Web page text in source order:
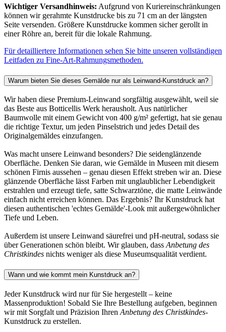
Wichtiger Versandhinweis: Aufgrund von Kuriereinschränkungen
können wir gerahmte Kunstdrucke bis zu 71 cm an der längsten
Seite versenden. Größere Kunstdrucke kommen sicher gerollt in
einer Röhre an, bereit für die lokale Rahmung.
Für detailliertere Informationen sehen Sie bitte unseren vollständigen
Leitfaden zu Fine-Art-Rahmungsmethoden.
Warum bieten Sie dieses Gemälde nur als Leinwand-Kunstdruck an?
Wir haben diese Premium-Leinwand sorgfältig ausgewählt, weil sie
das Beste aus Botticellis Werk herausholt. Aus natürlicher
Baumwolle mit einem Gewicht von 400 g/m² gefertigt, hat sie genau
die richtige Textur, um jeden Pinselstrich und jedes Detail des
Originalgemäldes einzufangen.
Was macht unsere Leinwand besonders? Die seidenglänzende
Oberfläche. Denken Sie daran, wie Gemälde in Museen mit diesem
schönen Firnis aussehen – genau diesen Effekt streben wir an. Diese
glänzende Oberfläche lässt Farben mit unglaublicher Lebendigkeit
erstrahlen und erzeugt tiefe, satte Schwarztöne, die matte Leinwände
einfach nicht erreichen können. Das Ergebnis? Ihr Kunstdruck hat
diesen authentischen 'echtes Gemälde'-Look mit außergewöhnlicher
Tiefe und Leben.
Außerdem ist unsere Leinwand säurefrei und pH-neutral, sodass sie
über Generationen schön bleibt. Wir glauben, dass Anbetung des
Christkindes nichts weniger als diese Museumsqualität verdient.
Wann und wie kommt mein Kunstdruck an?
Jeder Kunstdruck wird nur für Sie hergestellt – keine
Massenproduktion! Sobald Sie Ihre Bestellung aufgeben, beginnen
wir mit Sorgfalt und Präzision Ihren Anbetung des Christkindes-
Kunstdruck zu erstellen.